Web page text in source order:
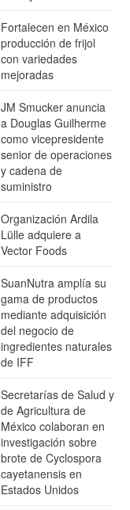
Fortalecen en México
producción de frijol
con variedades
mejoradas
JM Smucker anuncia
a Douglas Guilherme
como vicepresidente
senior de operaciones
y cadena de
suministro
Organización Ardila
Lülle adquiere a
Vector Foods
SuanNutra amplía su
gama de productos
mediante adquisición
del negocio de
ingredientes naturales
de IFF
Secretarías de Salud y
de Agricultura de
México colaboran en
investigación sobre
brote de Cyclospora
cayetanensis en
Estados Unidos